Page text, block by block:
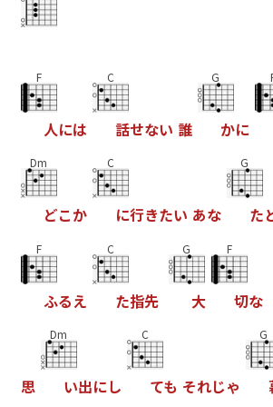
F
人には
C
話せない 誰
G
かに
Dm
どこか
C
に行きたい あな
G
た
F
ふるえ
C
た指先
G
大
F
切な
思
Dm
い出にし
C
ても それじゃ
G